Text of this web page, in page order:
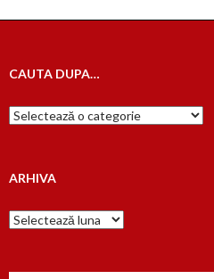
articole
CAUTA DUPA…
Cauta
dupa…
ARHIVA
Arhiva